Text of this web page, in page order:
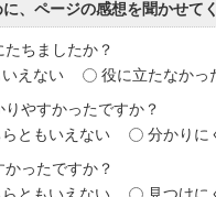
、ページの感想を聞かせてく
ちましたか？
えない 役に立たなかっ
やすかったですか？
らともいえない 分かりに
ったですか？